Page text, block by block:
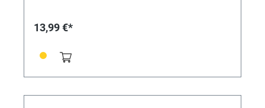
13,99 €*